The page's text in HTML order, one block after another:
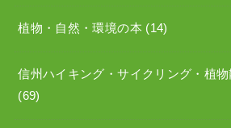
植物・自然・環境の本 (14)
信州ハイキング・サイクリング・植
(69)